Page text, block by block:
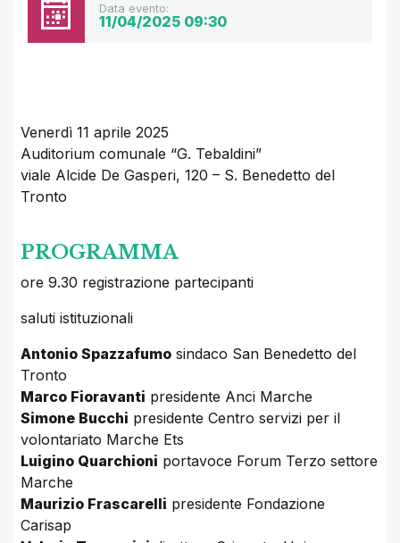
Data evento:
11/04/2025 09:30
Venerdì 11 aprile 2025
Auditorium comunale “G. Tebaldini”
viale Alcide De Gasperi, 120 – S. Benedetto del
Tronto
PROGRAMMA
ore 9.30 registrazione partecipanti
saluti istituzionali
Antonio Spazzafumo sindaco San Benedetto del
Tronto
Marco Fioravanti presidente Anci Marche
Simone Bucchi presidente Centro servizi per il
volontariato Marche Ets
Luigino Quarchioni portavoce Forum Terzo settore
Marche
Maurizio Frascarelli presidente Fondazione
Carisap